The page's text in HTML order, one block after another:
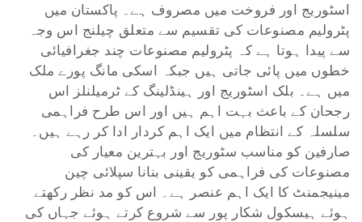
اسٹوریج اور فروخت میں مصروف ہے۔ پاکستان میں
پٹرولیم مصنوعات کی تقسیم سے متعلق چیلنج اس وجہ
سے پیدا ہوتا ہے کہ پٹرولیم مصنوعات چند جغرافیائی
خطوں میں پائی جاتی ہیں جبکہ اسکی مانگ پورے ملک
میں ہے۔ بلک اسٹوریج اور ہینڈلینگ کے ٹرمیلنلز اس
رجحان کے باعث بہت اہم ہیں اور اس طرح فراہمی
سلسلہ کے انتظام میں ایک اہم کردار ادا کر رہے ہیں۔
صارفین کو مناسب سٹوریج اور بہترین معیار کی
مصنوعات کی فراہمی کو یقینی بنانا سپلائی چین
مینیجمنٹ کا ایک اہم عنصر ہے۔ اس کو مد نظر رکھتے
ہوئے ہیسکول شکار پور سے شروع کرتے ہوئے جہاں کی